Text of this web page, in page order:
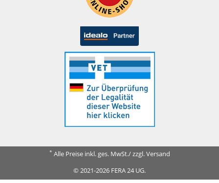
* Alle Preise inkl. ges. MwSt./ zzgl. Versand
© 2021-2026 FERA 24 UG.